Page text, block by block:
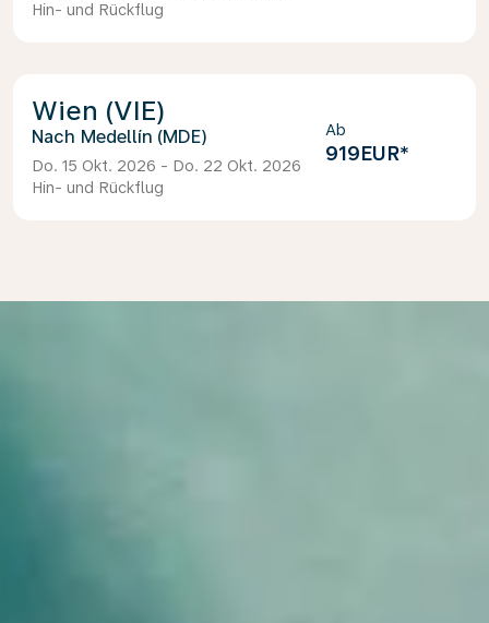
Hin- und Rückflug
Wien (VIE)
Medellín (MDE)
Do. 15 Okt. 2026 - Do. 22 Okt. 2026
Hin- und Rückflug
Ab
919EUR*